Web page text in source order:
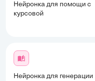
Нейронка для помощи с
курсовой
Нейронка для генерации